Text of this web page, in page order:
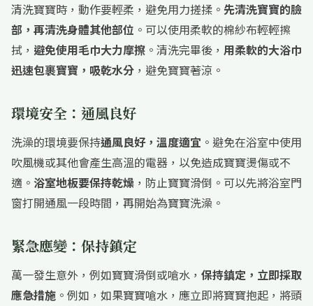
清洗寶寶時，動作要輕柔，避免用力搓揉。 先清洗寶寶的臉
部，再清洗身體其他部位 。可以使用柔軟的棉紗布輕輕擦
拭， 避免使用毛巾大力摩擦 。清洗完畢後， 用柔軟的大浴巾
迅速包裹寶寶，吸乾水分 ，避免寶寶著涼。
環境安全：通風良好
洗澡的環境要保持通風良好，溫度適宜 。避免在浴室中使用
吹風機或其他會產生高溫的電器，以免造成寶寶燙傷或不
適。 浴室地板要保持乾燥 ，防止寶寶滑倒。可以先將浴室門
窗打開通風一段時間，再開始為寶寶洗澡。
緊急應變：保持鎮定
萬一發生意外，例如寶寶滑倒或嗆水， 保持鎮定，立即採取
應急措施 。例如，如果寶寶嗆水，應立即將寶寶抱起，將頭